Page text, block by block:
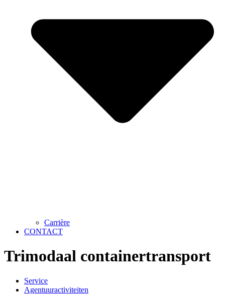
Carrière
CONTACT
Trimodaal containertransport
Service
Agentuuractiviteiten